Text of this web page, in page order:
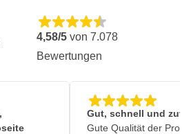
4,58/5 von 7.078
Bewertungen
Gut, schnell und
Gute Qualität der